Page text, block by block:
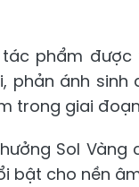
tác phẩm
phản ánh
trong giai
Sol
bật cho nền